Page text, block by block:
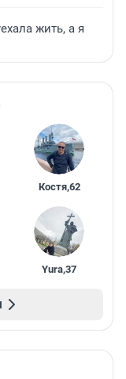
жить, а я
Костя,62
Yura,37